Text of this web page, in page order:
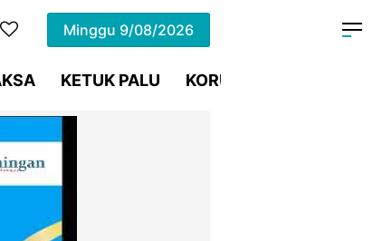
Minggu 9/08/2026
KETUK PALU KORUPSI